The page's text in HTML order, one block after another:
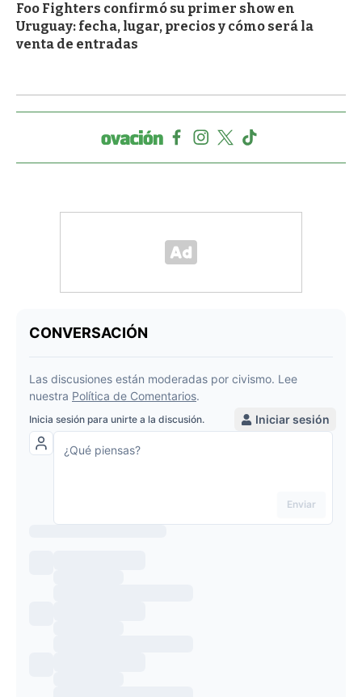
Foo Fighters confirmó su primer show en
Uruguay: fecha, lugar, precios y cómo será la
venta de entradas